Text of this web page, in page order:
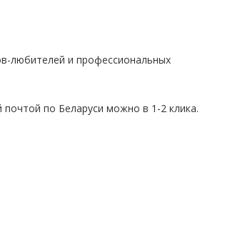
любителей и профессиональных
почтой по Беларуси можно в 1-2 клика.